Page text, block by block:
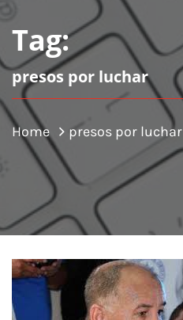
Tag:
presos por luchar
Home presos por luchar